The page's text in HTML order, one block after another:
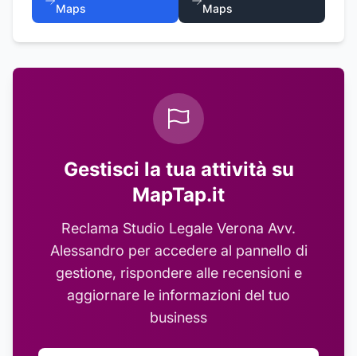
Maps
Maps
Gestisci la tua attività su
MapTap.it
Reclama Studio Legale Verona Avv.
Alessandro per accedere al pannello di
gestione, rispondere alle recensioni e
aggiornare le informazioni del tuo
business